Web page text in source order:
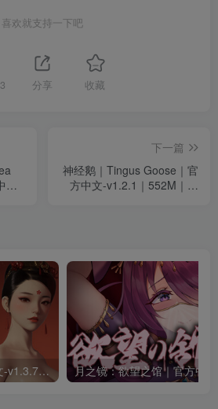
喜欢就支持一下吧
分享 收藏
文
下一篇
神经鹅｜Tingus Goose｜官
方中文-v1.2.1｜552M｜免
极品采花郎｜官方中文-v1.3.7+满金币初始存档+通关存档｜7.11G｜免安装